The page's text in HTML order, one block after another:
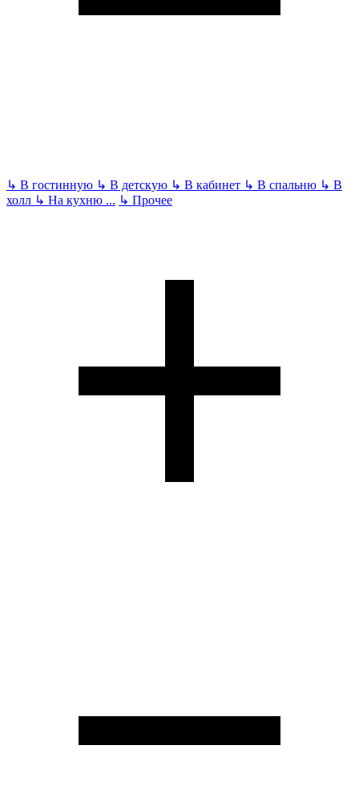
↳ В гостинную ↳ В детскую ↳ В кабинет ↳ В спальню ↳ В
холл ↳ На кухню ... ↳ Прочее